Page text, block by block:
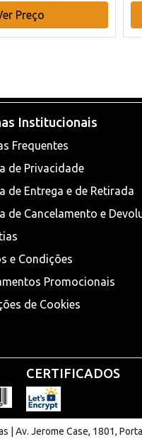
Preço
Institucionais
Frequentes
de Privacidade
de Entrega e de Retirada
de Cancelamento e
e Condições
Promocionais
de Cookies
CERTIFICADOS
| Av. Jerome Case, 1801,